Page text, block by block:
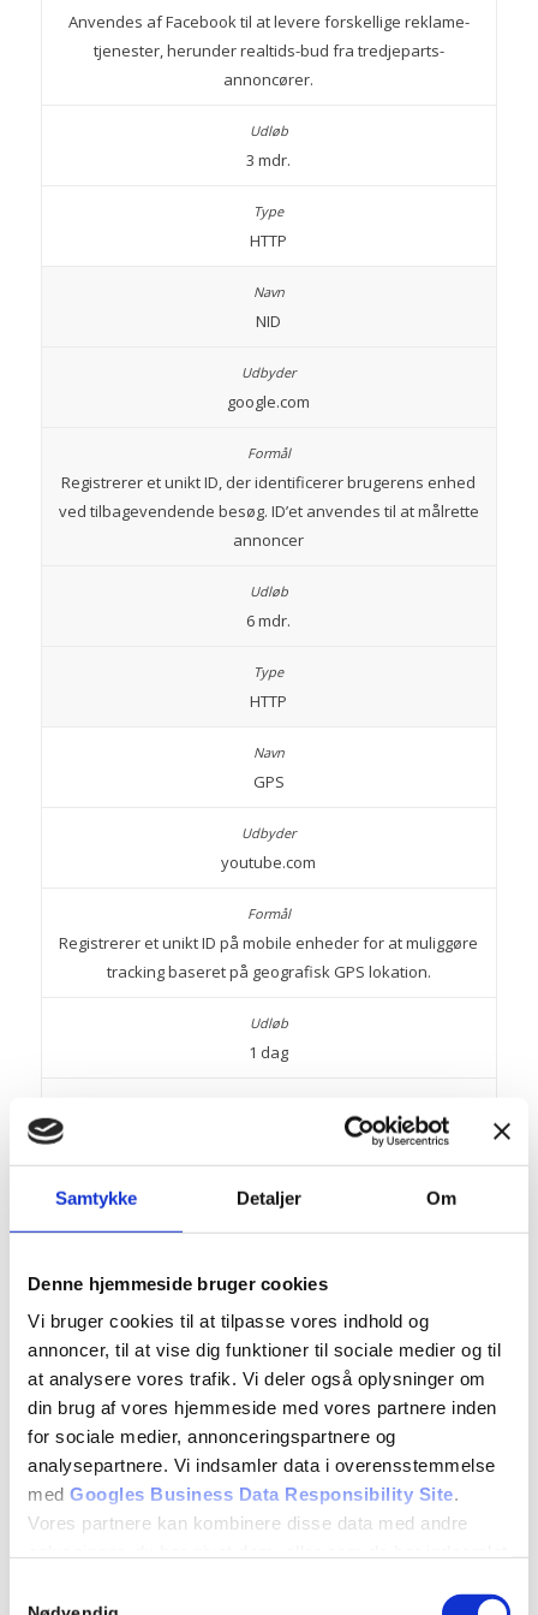
Samtykke Detaljer Om
Denne hjemmeside bruger cookies
Vi bruger cookies til at tilpasse vores indhold og
annoncer, til at vise dig funktioner til sociale medier og til
at analysere vores trafik. Vi deler også oplysninger om
din brug af vores hjemmeside med vores partnere inden
for sociale medier, annonceringspartnere og
analysepartnere. Vi indsamler data i overensstemmelse
med Googles Business Data Responsibility Site.
Vores partnere kan kombinere disse data med andre
Anvendes af Facebook til at levere forskellige reklame-
tjenester, herunder realtids-bud fra tredjeparts-
annoncører.
3 mdr.
HTTP
NID
google.com
Registrerer et unikt ID, der identificerer brugerens enhed
ved tilbagevendende besøg. ID’et anvendes til at målrette
annoncer
6 mdr.
HTTP
GPS
youtube.com
Registrerer et unikt ID på mobile enheder for at muliggøre
tracking baseret på geografisk GPS lokation.
1 dag
lang
ads.linkedin.com
Gemmer det sprog brugeren har valgt på en hjemmeside.
Session
HTTP